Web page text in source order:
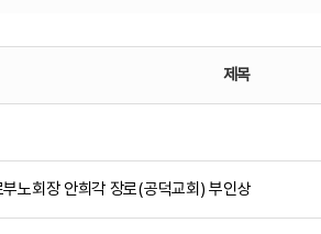
제목
노회장 안희각 장로(공덕교회) 부인상